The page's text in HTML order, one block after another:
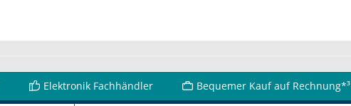
Elektronik Fachhändler Bequemer Kauf auf Rechnung*³